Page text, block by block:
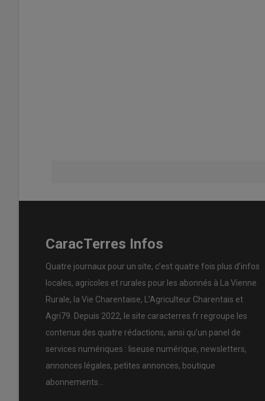
CaracTerres Infos
Quatre journaux pour un site, c’est quatre fois plus d’infos
locales, agricoles et rurales pour les abonnés à La Vienne
Rurale, la Vie Charentaise, L’Agriculteur Charentais et
Agri79. Depuis 2022, le site caracterres.fr regroupe les
contenus des quatre rédactions, ainsi qu’un panel de
services numériques : liseuse numérique, newsletters,
annonces légales, petites annonces, boutique
abonnements…